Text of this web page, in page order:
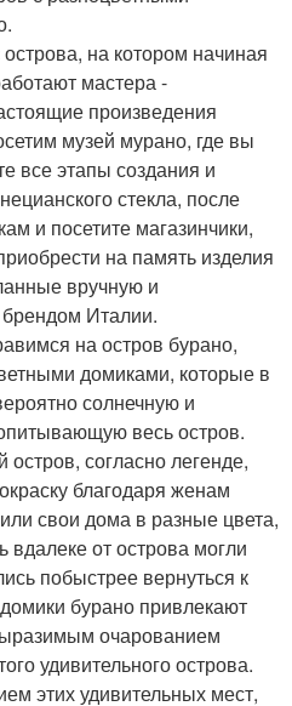
на котором начиная
мастера -
произведения
музей мурано, где вы
все этапы создания и
стекла, после
и посетите магазинчики,
на память изделия
вручную и
Италии.
на остров бурано,
домиками, которые в
солнечную и
весь остров.
согласно легенде,
благодаря женам
свои дома в разные цвета,
от острова могли
побыстрее вернуться к
бурано привлекают
очарованием
удивительного острова.
этих удивительных мест,